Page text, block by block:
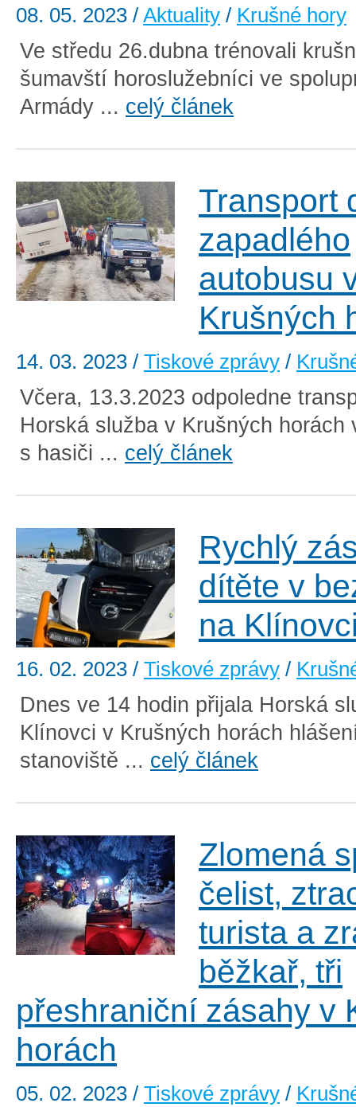
08. 05. 2023 / Aktuality / Krušné hory
Ve středu 26.dubna trénovali
šumavští horoslužebníci ve
Armády ... celý článek
Transport
zapadlého
autobusu
Krušných
14. 03. 2023 / Tiskové zprávy /
Včera, 13.3.2023 odpoledne
Horská služba v Krušných horách
s hasiči ... celý článek
Rychlý
dítěte v
na
16. 02. 2023 / Tiskové zprávy /
Dnes ve 14 hodin přijala Horská
Klínovci v Krušných horách
stanoviště ... celý článek
Zlomená
čelist,
turista a
běžkař, tři
přeshraniční zásahy v
horách
05. 02. 2023 / Tiskové zprávy /